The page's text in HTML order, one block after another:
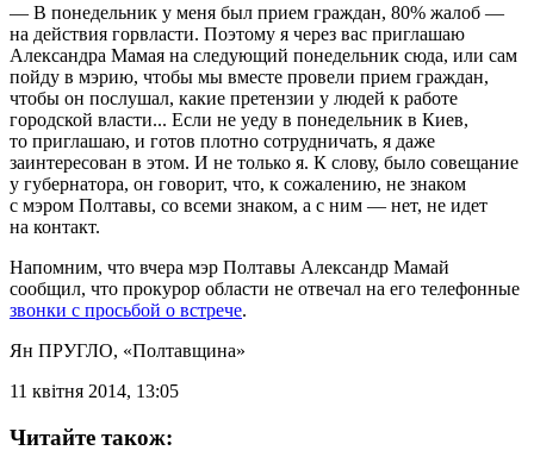
— В понедельник у меня был прием граждан, 80% жалоб —
на действия горвласти. Поэтому я через вас приглашаю
Александра Мамая на следующий понедельник сюда, или сам
пойду в мэрию, чтобы мы вместе провели прием граждан,
чтобы он послушал, какие претензии у людей к работе
городской власти... Если не уеду в понедельник в Киев,
то приглашаю, и готов плотно сотрудничать, я даже
заинтересован в этом. И не только я. К слову, было совещание
у губернатора, он говорит, что, к сожалению, не знаком
с мэром Полтавы, со всеми знаком, а с ним — нет, не идет
на контакт.
Напомним, что вчера мэр Полтавы Александр Мамай
сообщил, что прокурор области не отвечал на его телефонные
звонки с просьбой о встрече.
Ян ПРУГЛО, «Полтавщина»
11 квітня 2014, 13:05
Читайте також: